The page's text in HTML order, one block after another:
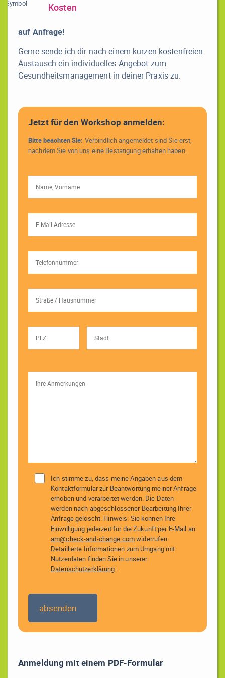
Kosten
auf Anfrage!
Gerne sende ich dir nach einem kurzen kostenfreien
Austausch ein individuelles Angebot zum
Gesundheitsmanagement in deiner Praxis zu.
Jetzt für den Workshop anmelden:
Bitte beachten Sie: Verbindlich angemeldet sind Sie erst,
nachdem Sie von uns eine Bestätigung erhalten haben.
Ich stimme zu, dass meine Angaben aus dem
Kontaktformular zur Beantwortung meiner Anfrage
erhoben und verarbeitet werden. Die Daten
werden nach abgeschlossener Bearbeitung Ihrer
Anfrage gelöscht. Hinweis: Sie können Ihre
Einwilligung jederzeit für die Zukunft per E-Mail an
am@check-and-change.comwiderrufen.
Detaillierte Informationen zum Umgang mit
Nutzerdaten finden Sie in unserer
Datenschutzerklärung..
Anmeldung mit einem PDF-Formular